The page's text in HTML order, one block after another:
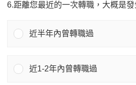
6.距離您最近的一次轉職，大概是
近半年內曾轉職過
近1-2年內曾轉職過